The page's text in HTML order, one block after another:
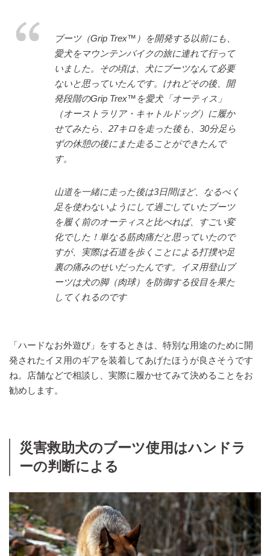
ブーツ（Grip Trex™）を開発する以前にも、
愛犬をマウンテンバイクの旅に連れて行って
いました。その頃は、犬にブーツなんて必要
ないと思っていたんです。けれどその後、開
発段階のGrip Trex™を愛犬「オーティス」
（オーストラリア・キャトルドッグ）に履か
せてみたら、27キロを走った後も、30分足ら
ずの休憩の後にまた走ることができたんで
す。
山道を一緒に走った後は3日間ほど、なるべく
足を使わないようにして過ごしていたブーツ
を履く前のオーティスと比べれば、すごい変
化でした！単なる筋肉痛だと思っていたので
すが、実際は石道を歩くことによる打撲や足
裏の痛みのせいだったんです。イヌ用登山ブ
ーツは犬の脚（肉球）を防御する役目を果た
してくれるのです
「ハードなお外遊び」をするときは、特別な用途のために開
発されたイヌ用のギアを装着してあげたほうが良さそうです
ね。店舗などで相談し、実際に履かせてみて決めることをお
勧めします。
災害救助犬のブーツ使用はハンドラ
ーの判断による